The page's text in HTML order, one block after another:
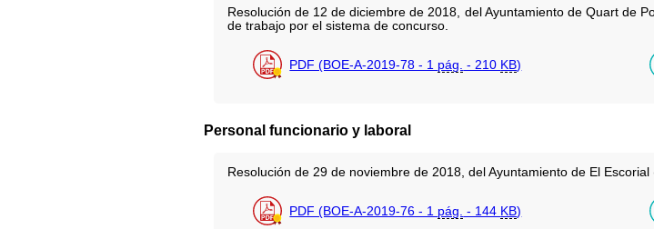
Resolución de 12 de diciembre de 2018, del Ayuntamiento de Quart de
de trabajo por el sistema de concurso.
PDF (BOE-A-2019-78 - 1 pág. - 210 KB)
Personal funcionario y laboral
Resolución de 29 de noviembre de 2018, del Ayuntamiento de El
PDF (BOE-A-2019-76 - 1 pág. - 144 KB)